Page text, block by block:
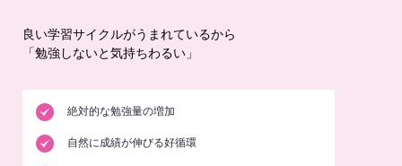
良い学習サイクルがうまれているから
「勉強しないと気持ちわるい」
絶対的な勉強量の増加
自然に成績が伸びる好循環